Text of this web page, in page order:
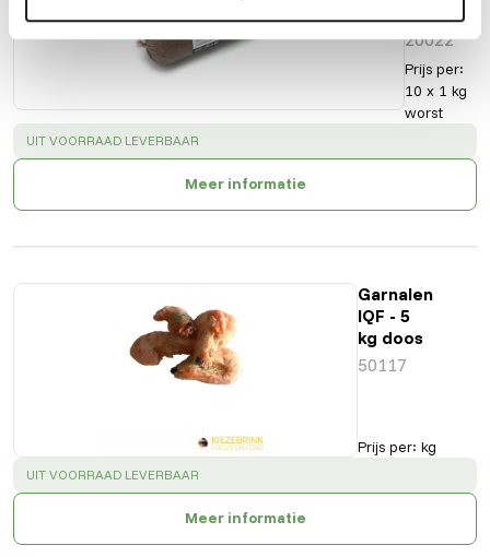
20022
Prijs per:
10 x 1 kg
worst
SUCCESS:
UIT VOORRAAD LEVERBAAR
Meer informatie
Garnalen
IQF - 5
kg doos
50117
Prijs per: kg
SUCCESS:
UIT VOORRAAD LEVERBAAR
Meer informatie